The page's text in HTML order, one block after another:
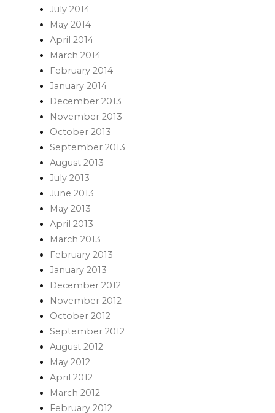
July 2014
May 2014
April 2014
March 2014
February 2014
January 2014
December 2013
November 2013
October 2013
September 2013
August 2013
July 2013
June 2013
May 2013
April 2013
March 2013
February 2013
January 2013
December 2012
November 2012
October 2012
September 2012
August 2012
May 2012
April 2012
March 2012
February 2012